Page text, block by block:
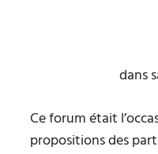
dans
Ce forum était
propositions des